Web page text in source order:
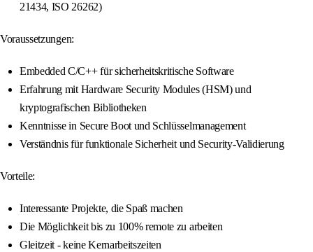
21434, ISO 26262)
Voraussetzungen:
Embedded C/C++ für sicherheitskritische Software
Erfahrung mit Hardware Security Modules (HSM) und
kryptografischen Bibliotheken
Kenntnisse in Secure Boot und Schlüsselmanagement
Verständnis für funktionale Sicherheit und Security-Validierung
Vorteile:
Interessante Projekte, die Spaß machen
Die Möglichkeit bis zu 100% remote zu arbeiten
Gleitzeit - keine Kernarbeitszeiten